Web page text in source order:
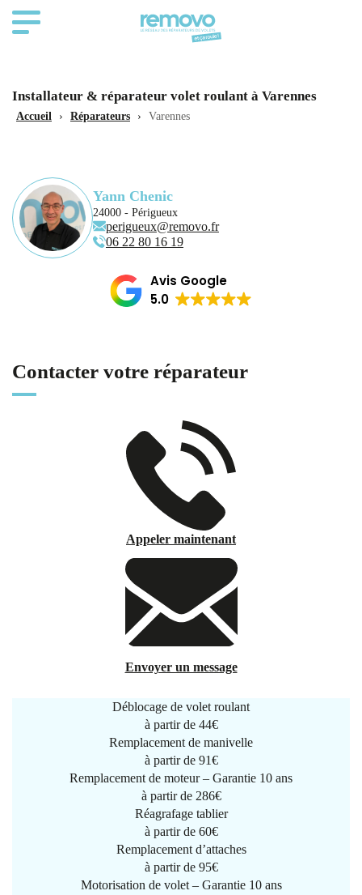
Installateur & réparateur volet roulant à Varennes
Accueil › Réparateurs › Varennes
Yann Chenic
24000 - Périgueux
perigueux@removo.fr
06 22 80 16 19
Avis Google
5.0
Contacter votre réparateur
Appeler maintenant
Envoyer un message
Déblocage de volet roulant
à partir de 44€
Remplacement de manivelle
à partir de 91€
Remplacement de moteur – Garantie 10 ans
à partir de 286€
Réagrafage tablier
à partir de 60€
Remplacement d’attaches
à partir de 95€
Motorisation de volet – Garantie 10 ans